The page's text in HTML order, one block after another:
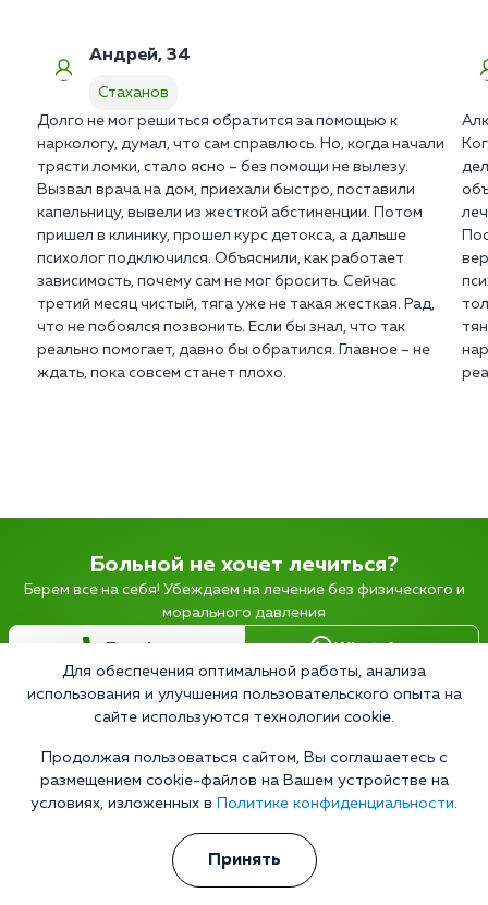
Андрей, 34
Стаханов
Долго не мог решиться обратится за помощью к
наркологу, думал, что сам справлюсь. Но, когда начали
трясти ломки, стало ясно – без помощи не вылезу.
Вызвал врача на дом, приехали быстро, поставили
капельницу, вывели из жесткой абстиненции. Потом
пришел в клинику, прошел курс детокса, а дальше
психолог подключился. Объяснили, как работает
зависимость, почему сам не мог бросить. Сейчас
третий месяц чистый, тяга уже не такая жесткая. Рад,
что не побоялся позвонить. Если бы знал, что так
реально помогает, давно бы обратился. Главное – не
ждать, пока совсем станет плохо.
Больной не хочет лечиться?
Берем все на себя! Убеждаем на лечение без физического и
морального давления
на обработку персональных данных
Для обеспечения оптимальной работы, анализа
использования и улучшения пользовательского опыта на
сайте используются технологии cookie.
Продолжая пользоваться сайтом, Вы соглашаетесь с
размещением cookie-файлов на Вашем устройстве на
условиях, изложенных в
Политике конфиденциальности.
Принять